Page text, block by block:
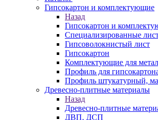
Гипсокартон и комплектующие
Назад
Гипсокартон и
Специализированные
Гипсоволокнистый лист
Гипсокартон
Комплектующие для
Профиль для
Профиль штукатурный,
Древесно-плитные материалы
Назад
Древесно-плитные
ДВП, ДСП